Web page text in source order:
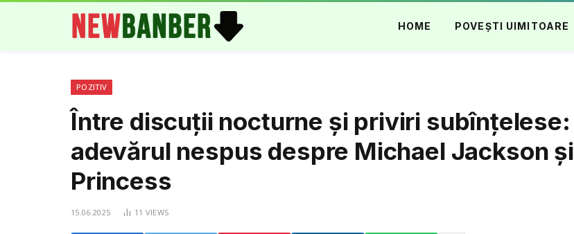
HOME POVEȘTI UIMITOARE
POZITIV
Între discuții nocturne și priviri subînțelese:
adevărul nespus despre Michael Jackson și
Princess
15.06.2025 11 VIEWS